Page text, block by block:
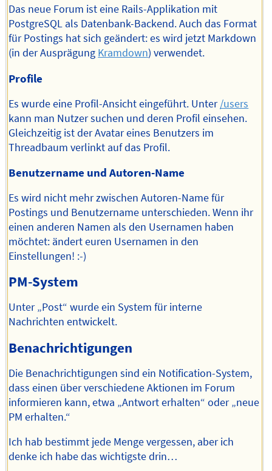
Das neue Forum ist eine Rails-Applikation mit
PostgreSQL als Datenbank-Backend. Auch das Format
für Postings hat sich geändert: es wird jetzt Markdown
(in der Ausprägung Kramdown) verwendet.
Profile
Es wurde eine Profil-Ansicht eingeführt. Unter/users
kann man Nutzer suchen und deren Profil einsehen.
Gleichzeitig ist der Avatar eines Benutzers im
Threadbaum verlinkt auf das Profil.
Benutzername und Autoren-Name
Es wird nicht mehr zwischen Autoren-Name für
Postings und Benutzername unterschieden. Wenn ihr
einen anderen Namen als den Usernamen haben
möchtet: ändert euren Usernamen in den
Einstellungen! :-)
PM-System
Unter „Post“ wurde ein System für interne
Nachrichten entwickelt.
Benachrichtigungen
Die Benachrichtigungen sind ein Notification-System,
dass einen über verschiedene Aktionen im Forum
informieren kann, etwa „Antwort erhalten“ oder „neue
PM erhalten.“
Ich hab bestimmt jede Menge vergessen, aber ich
denke ich habe das wichtigste drin…